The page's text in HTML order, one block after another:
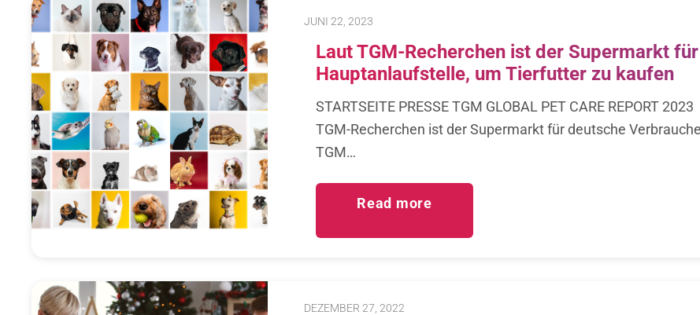
JUNI 22, 2023
Laut TGM-Recherchen ist der Supermarkt
Hauptanlaufstelle, um Tierfutter zu kaufen
STARTSEITE PRESSE TGM GLOBAL PET CARE REPORT
TGM-Recherchen ist der Supermarkt für deutsche
TGM…
Read more
DEZEMBER 27, 2022